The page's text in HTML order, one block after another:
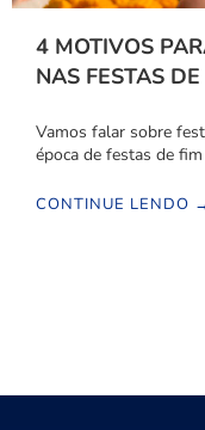
4 MOTIVOS
NAS FESTAS
Vamos falar sobre
época de festas de
CONTINUE LENDO